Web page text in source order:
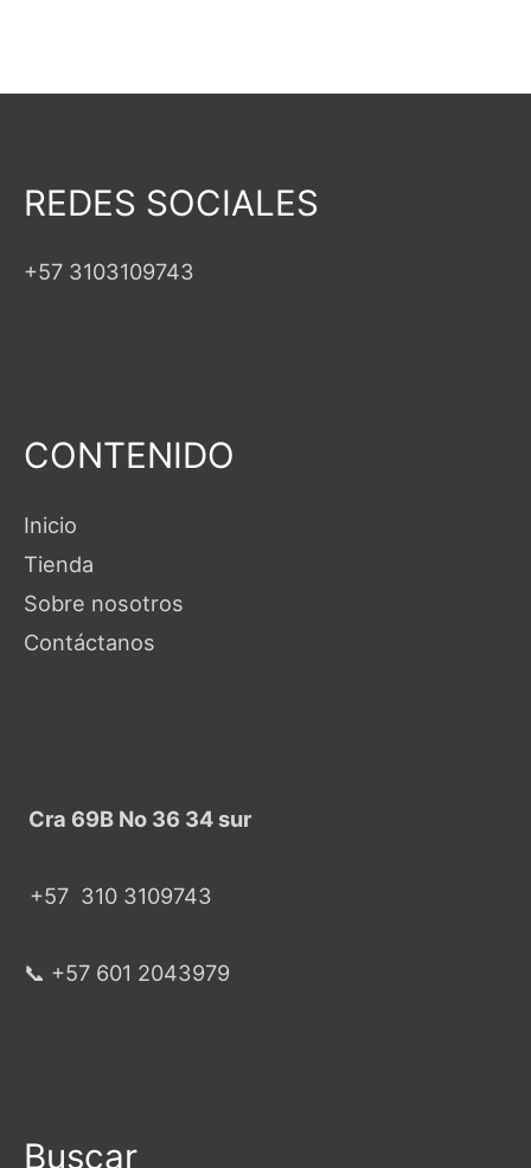
REDES SOCIALES
+57 3103109743
CONTENIDO
Inicio
Tienda
Sobre nosotros
Contáctanos
Cra 69B No 36 34 sur
+57 310 3109743
📞 +57 601 2043979
Buscar